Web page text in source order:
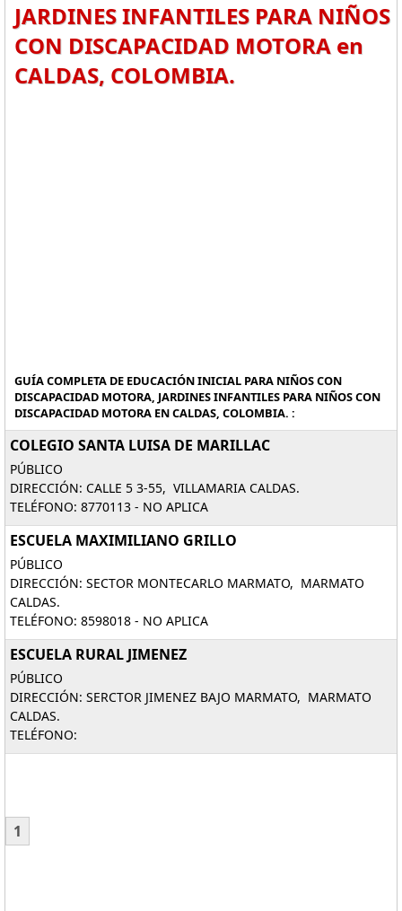
JARDINES INFANTILES PARA NIÑOS
CON DISCAPACIDAD MOTORA en
CALDAS, COLOMBIA.
GUÍA COMPLETA DE EDUCACIÓN INICIAL PARA NIÑOS CON
DISCAPACIDAD MOTORA, JARDINES INFANTILES PARA NIÑOS CON
DISCAPACIDAD MOTORA EN CALDAS, COLOMBIA. :
COLEGIO SANTA LUISA DE MARILLAC
PÚBLICO
DIRECCIÓN: CALLE 5 3-55, VILLAMARIA CALDAS.
TELÉFONO: 8770113 - NO APLICA
ESCUELA MAXIMILIANO GRILLO
PÚBLICO
DIRECCIÓN: SECTOR MONTECARLO MARMATO, MARMATO
CALDAS.
TELÉFONO: 8598018 - NO APLICA
ESCUELA RURAL JIMENEZ
PÚBLICO
DIRECCIÓN: SERCTOR JIMENEZ BAJO MARMATO, MARMATO
CALDAS.
TELÉFONO:
1